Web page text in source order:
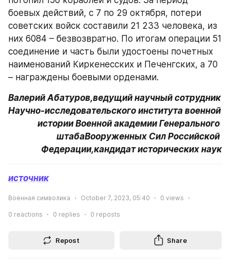
боевых действий, с 7 по 29 октября, потери
советских войск составили 21 233 человека, из
них 6084 – безвозвратно. По итогам операции 51
соединение и часть были удостоены почетных
наименований Киркенесских и Печенгских, а 70
– награждены боевыми орденами.
Валерий Абатуров,ведущий научный сотрудник
Научно-исследовательского института военной
истории Военной академии Генерального
штабаВооруженных Сил Российской
Федерации,кандидат исторических наук
источник
Военная символика October 7, 2023, 05:40 0 views
0 reactions 0 replies 0 reposts
Repost Share